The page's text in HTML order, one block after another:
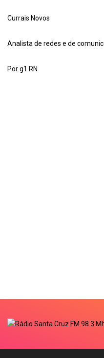
Currais Novos
Analista de redes e de
Por g1 RN